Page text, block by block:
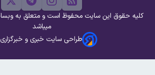
کلیه حقوق این سایت محفوظ است و متعلق به
میباشد
طراحی سایت خبری و